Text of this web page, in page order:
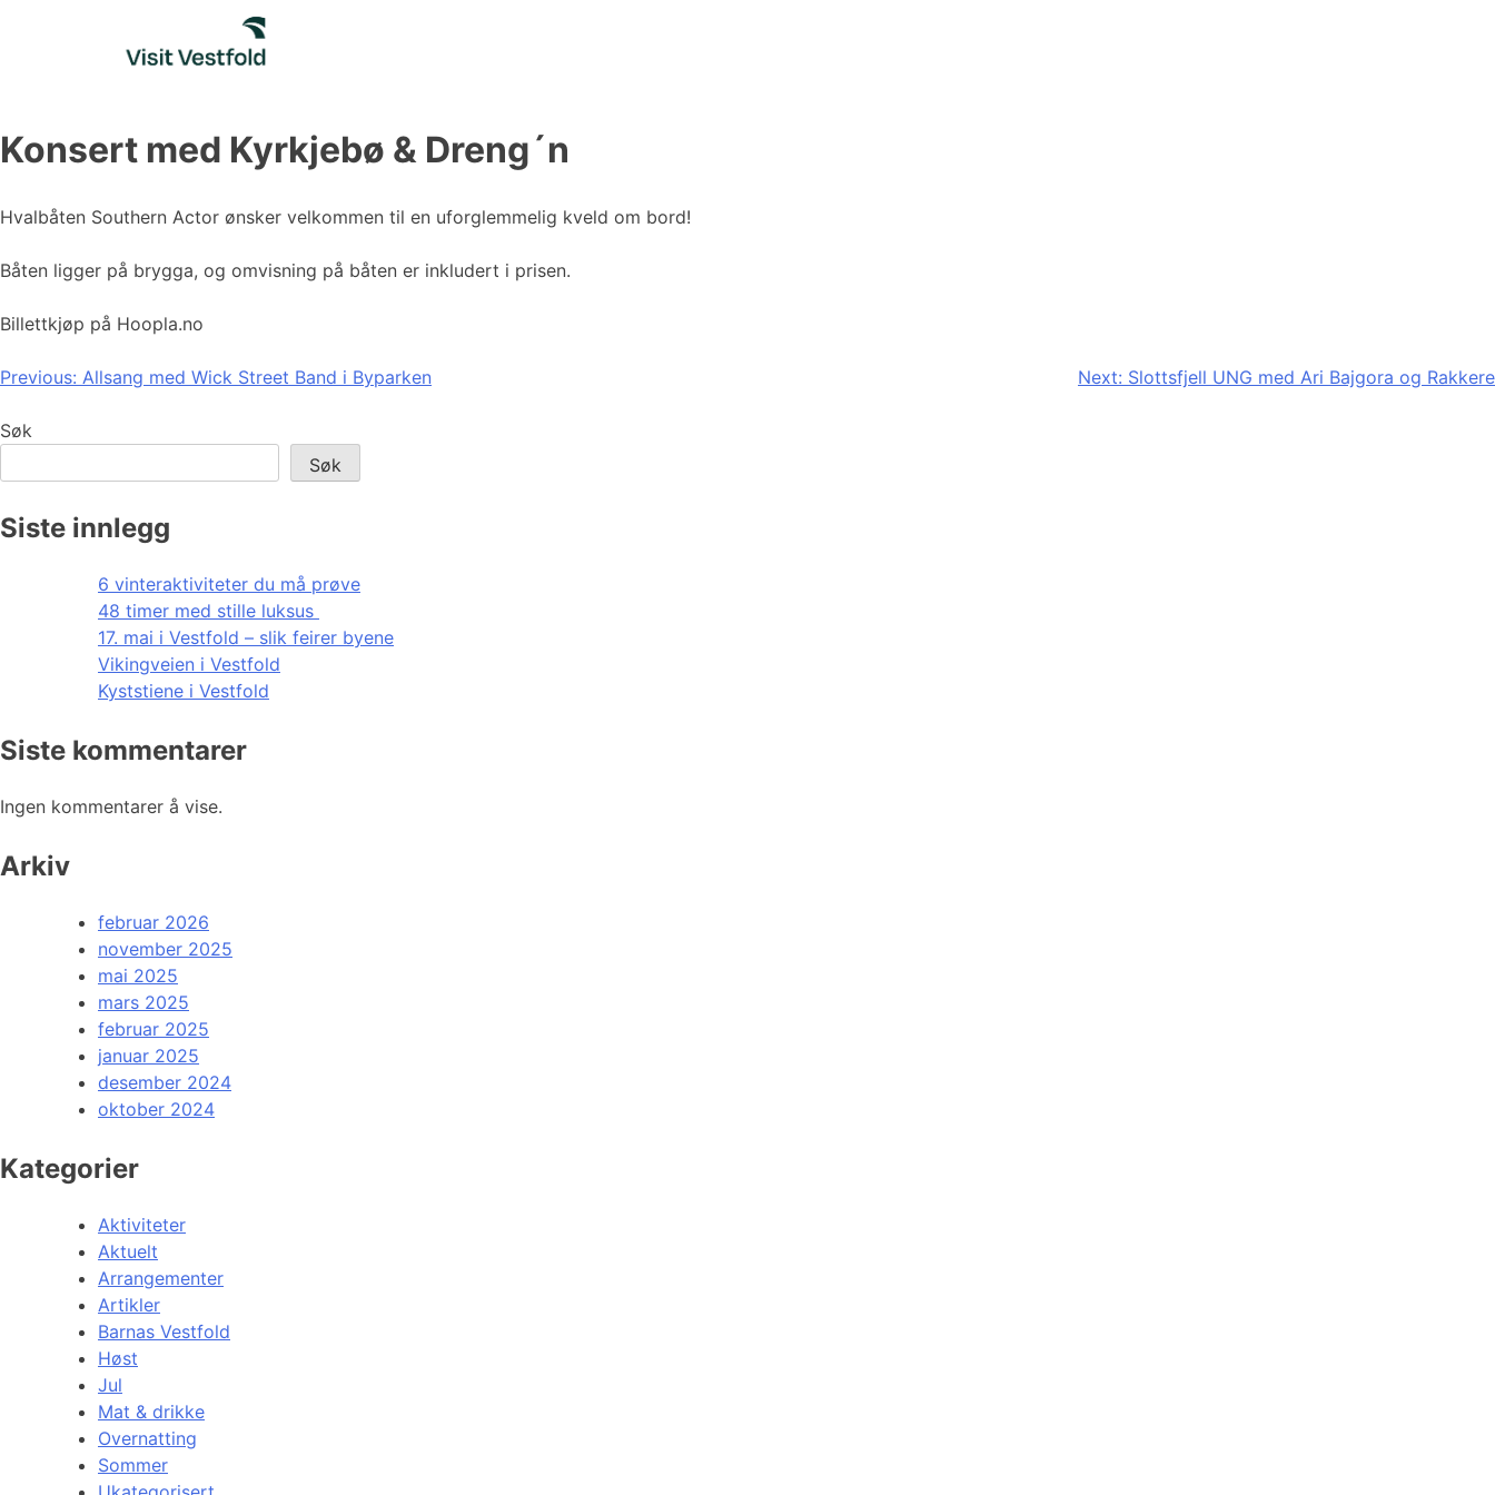
Konsert med Kyrkjebø & Dreng´n
Hvalbåten Southern Actor ønsker velkommen til en uforglemmelig kveld om bord!
Båten ligger på brygga, og omvisning på båten er inkludert i prisen.
Billettkjøp på Hoopla.no
Innleggsnavigasjon
Previous: Allsang med Wick Street Band i Byparken Next: Slottsfjell UNG med Ari Bajgora og Rakkere
Søk
Søk
Siste innlegg
6 vinteraktiviteter du må prøve
48 timer med stille luksus
17. mai i Vestfold – slik feirer byene
Vikingveien i Vestfold
Kyststiene i Vestfold
Siste kommentarer
Ingen kommentarer å vise.
Arkiv
februar 2026
november 2025
mai 2025
mars 2025
februar 2025
januar 2025
desember 2024
oktober 2024
Kategorier
Aktiviteter
Aktuelt
Arrangementer
Artikler
Barnas Vestfold
Høst
Jul
Mat & drikke
Overnatting
Sommer